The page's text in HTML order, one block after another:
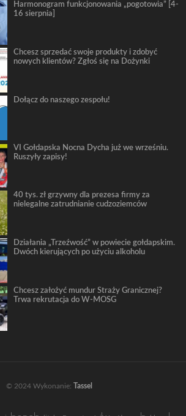
Harmonogram funkcjonowania „pogotowia” [4-
16 sierpnia]
Chcesz sprzedać swoje produkty i zdobyć
nowych klientów? Zgłoś się na Dożynki
Dołącz do naszego zespołu!
VI Gołdapska Nocna Dycha już we wrześniu.
Ruszyły zapisy!
40 tys. zł grzywny dla prezesa firmy za
nielegalne zatrudnianie cudzoziemców
Działania „Trzeźwość” w powiecie gołdapskim.
Dwóch kierujących po użyciu alkoholu
Chcesz założyć mundur Straży Granicznej?
Trwa rekrutacja do W-MOSG
© 2024 Wykonanie: Tassel